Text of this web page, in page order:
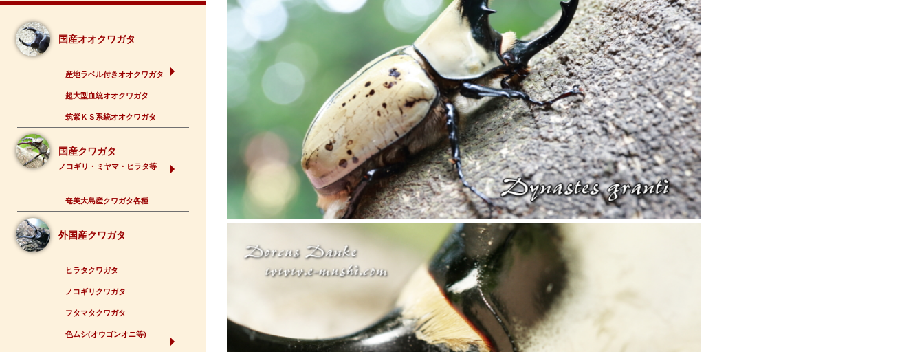
国産オオクワガタ
産地ラベル付きオオクワガタ
超大型血統オオクワガタ
筑紫ＫＳ系統オオクワガタ
国産クワガタ
ノコギリ・ミヤマ・ヒラタ等
奄美大島産クワガタ各種
外国産クワガタ
ヒラタクワガタ
ノコギリクワガタ
フタマタクワガタ
色ムシ(オウゴンオニ等)